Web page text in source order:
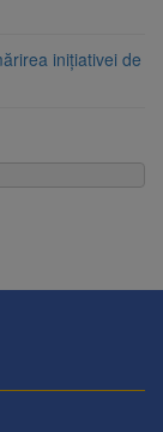
inițiativei de